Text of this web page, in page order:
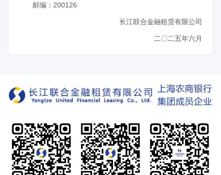
邮编：200126
长江联合金融租赁有限公司
二〇二五年六月